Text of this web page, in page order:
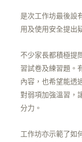
是次工作坊最後設
用及使用安全提出
不少家長都積極提
習試卷及練習題。
內容，也希望能透
對弱項加強溫習，
分力。
工作坊亦示範了如